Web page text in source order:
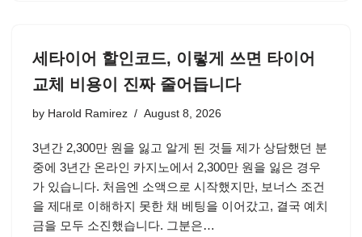
세타이어 할인코드, 이렇게 쓰면 타이어
교체 비용이 진짜 줄어듭니다
by Harold Ramirez August 8, 2026
3년간 2,300만 원을 잃고 알게 된 것들 제가 상담했던 분
중에 3년간 온라인 카지노에서 2,300만 원을 잃은 경우
가 있습니다. 처음엔 소액으로 시작했지만, 보너스 조건
을 제대로 이해하지 못한 채 베팅을 이어갔고, 결국 예치
금을 모두 소진했습니다. 그분은…